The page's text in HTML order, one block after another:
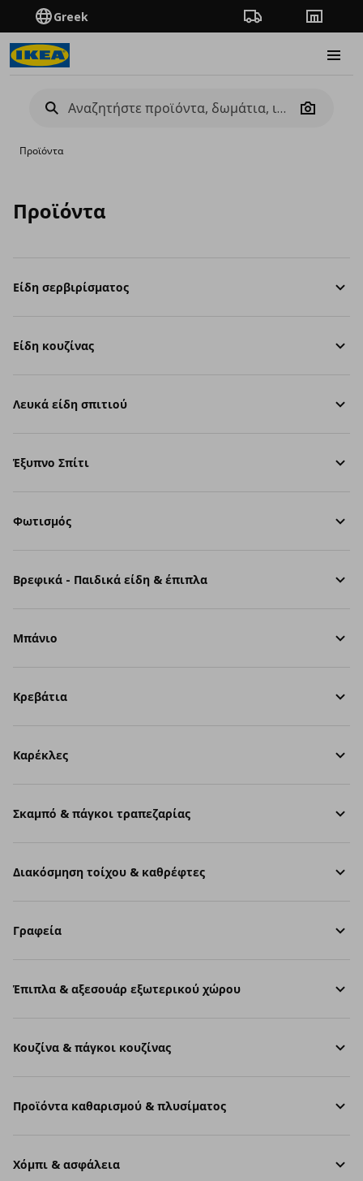
Greek Πορεία παραγγελίας
Camera
Προϊόντα
Προϊόντα
Είδη σερβιρίσματος
Είδη κουζίνας
Λευκά είδη σπιτιού
Έξυπνο Σπίτι
Φωτισμός
Βρεφικά - Παιδικά είδη & έπιπλα
Μπάνιο
Κρεβάτια
Καρέκλες
Σκαμπό & πάγκοι τραπεζαρίας
Διακόσμηση τοίχου & καθρέφτες
Γραφεία
Έπιπλα & αξεσουάρ εξωτερικού χώρου
Κουζίνα & πάγκοι κουζίνας
Προϊόντα καθαρισμού & πλυσίματος
Χόμπι & ασφάλεια